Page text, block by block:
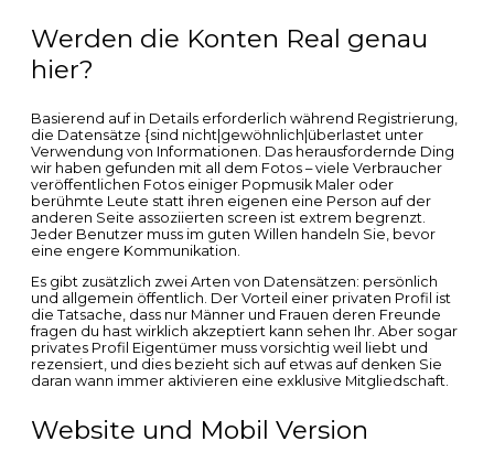
Werden die Konten Real genau
hier?
Basierend auf in Details erforderlich während Registrierung,
die Datensätze {sind nicht|gewöhnlich|überlastet unter
Verwendung von Informationen. Das herausfordernde Ding
wir haben gefunden mit all dem Fotos – viele Verbraucher
veröffentlichen Fotos einiger Popmusik Maler oder
berühmte Leute statt ihren eigenen eine Person auf der
anderen Seite assoziierten screen ist extrem begrenzt.
Jeder Benutzer muss im guten Willen handeln Sie, bevor
eine engere Kommunikation.
Es gibt zusätzlich zwei Arten von Datensätzen: persönlich
und allgemein öffentlich. Der Vorteil einer privaten Profil ist
die Tatsache, dass nur Männer und Frauen deren Freunde
fragen du hast wirklich akzeptiert kann sehen Ihr. Aber sogar
privates Profil Eigentümer muss vorsichtig weil liebt und
rezensiert, und dies bezieht sich auf etwas auf denken Sie
daran wann immer aktivieren eine exklusive Mitgliedschaft.
Website und Mobil Version